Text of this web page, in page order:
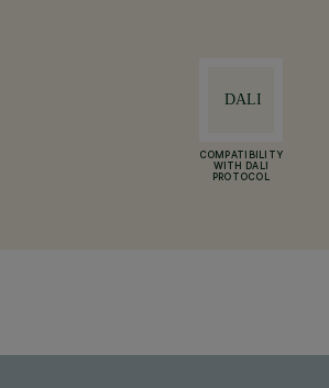
COMPATIBILITY
WITH DALI
PROTOCOL